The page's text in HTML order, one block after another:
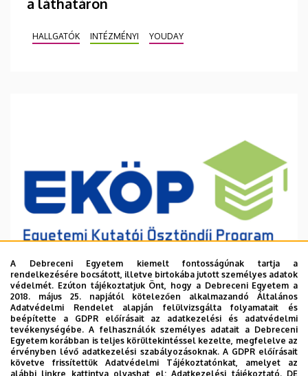
a láthatáron
HALLGATÓK INTÉZMÉNYI YOUDAY
2026. augusztus 6.
Ösztöndíj a tudományos munka
támogatására
A Debreceni Egyetem kiemelt fontosságúnak tartja a
rendelkezésére bocsátott, illetve birtokába jutott személyes adatok
védelmét. Ezúton tájékoztatjuk Önt, hogy a Debreceni Egyetem a
2018. május 25. napjától kötelezően alkalmazandó Általános
Adatvédelmi Rendelet alapján felülvizsgálta folyamatait és
beépítette a GDPR előírásait az adatkezelési és adatvédelmi
tevékenységébe. A felhasználók személyes adatait a Debreceni
Egyetem korábban is teljes körültekintéssel kezelte, megfelelve az
érvényben lévő adatkezelési szabályozásoknak. A GDPR előírásait
követve frissítettük Adatvédelmi Tájékoztatónkat, amelyet az
alábbi linkre kattintva olvashat el:Adatkezelési tájékoztató. DE